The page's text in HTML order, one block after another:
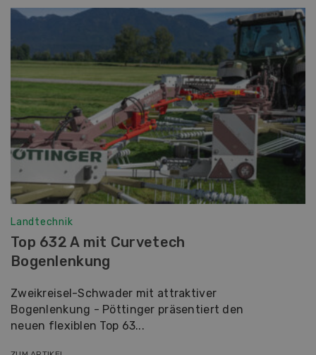
Landtechnik
Top 632 A mit Curvetech
Bogenlenkung
Zweikreisel-Schwader mit attraktiver
Bogenlenkung - Pöttinger präsentiert den
neuen flexiblen Top 63...